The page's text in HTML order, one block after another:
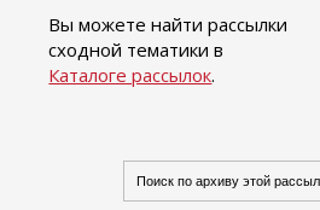
Вы можете найти рассылки
сходной тематики в
Каталоге рассылок.